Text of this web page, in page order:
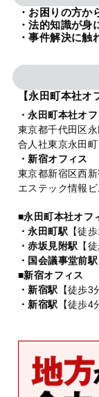
・お困りの方か
・法的知識が身
・事件解決に触
【永田町本社オ
・永田町本社オ
東京都千代田区
合人社東京永田
・新宿オフィス
東京都新宿区西
エステック情報
■永田町本社オフ
・永田町駅 【徒
・赤坂見附駅 【
・国会議事堂前駅
■新宿オフィス
・新宿駅 【徒歩
・新宿駅 【徒歩